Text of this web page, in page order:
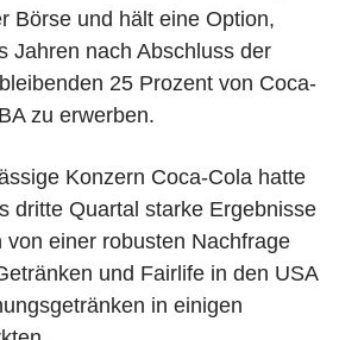
Börse und hält eine Option,
Jahren nach Abschluss der
25 Prozent von Coca-
zu erwerben.
Konzern Coca-Cola hatte
dritte Quartal starke Ergebnisse
von einer robusten Nachfrage
und Fairlife in den USA
in einigen